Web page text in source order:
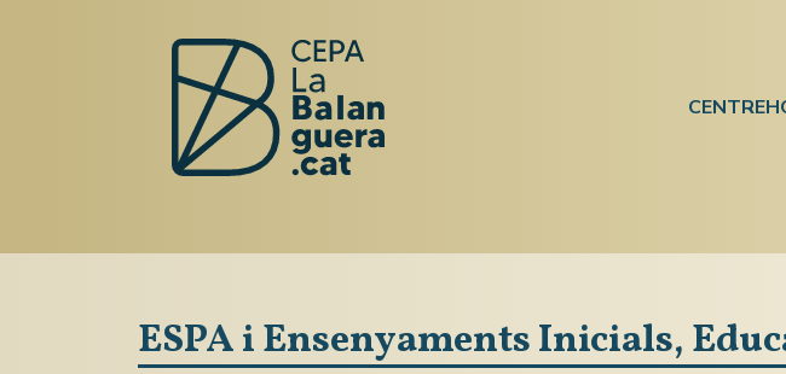
CENTRE
ESPA i Ensenyaments Inicials,